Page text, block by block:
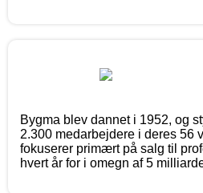
Bygma blev dannet i 1952, og
2.300 medarbejdere i deres 56
fokuserer primært på salg til
hvert år for i omegn af 5